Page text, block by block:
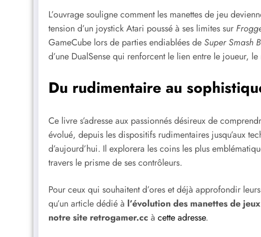
L’ouvrage souligne comment les manettes de jeu
tension d’un joystick Atari poussé à ses limites sur
GameCube lors de parties endiablées de Super Smash
d’une DualSense qui renforcent le lien entre le joueur,
Du rudimentaire au
Ce livre s’adresse aux passionnés désireux de
évolué, depuis les dispositifs rudimentaires jusqu’aux
d’aujourd’hui. Il explorera les coins les plus
travers le prisme de ses contrôleurs.
Pour ceux qui souhaitent d’ores et déjà approfondir
qu’un article dédié à l’évolution des manettes de
notre site retrogamer.cc à cette adresse.